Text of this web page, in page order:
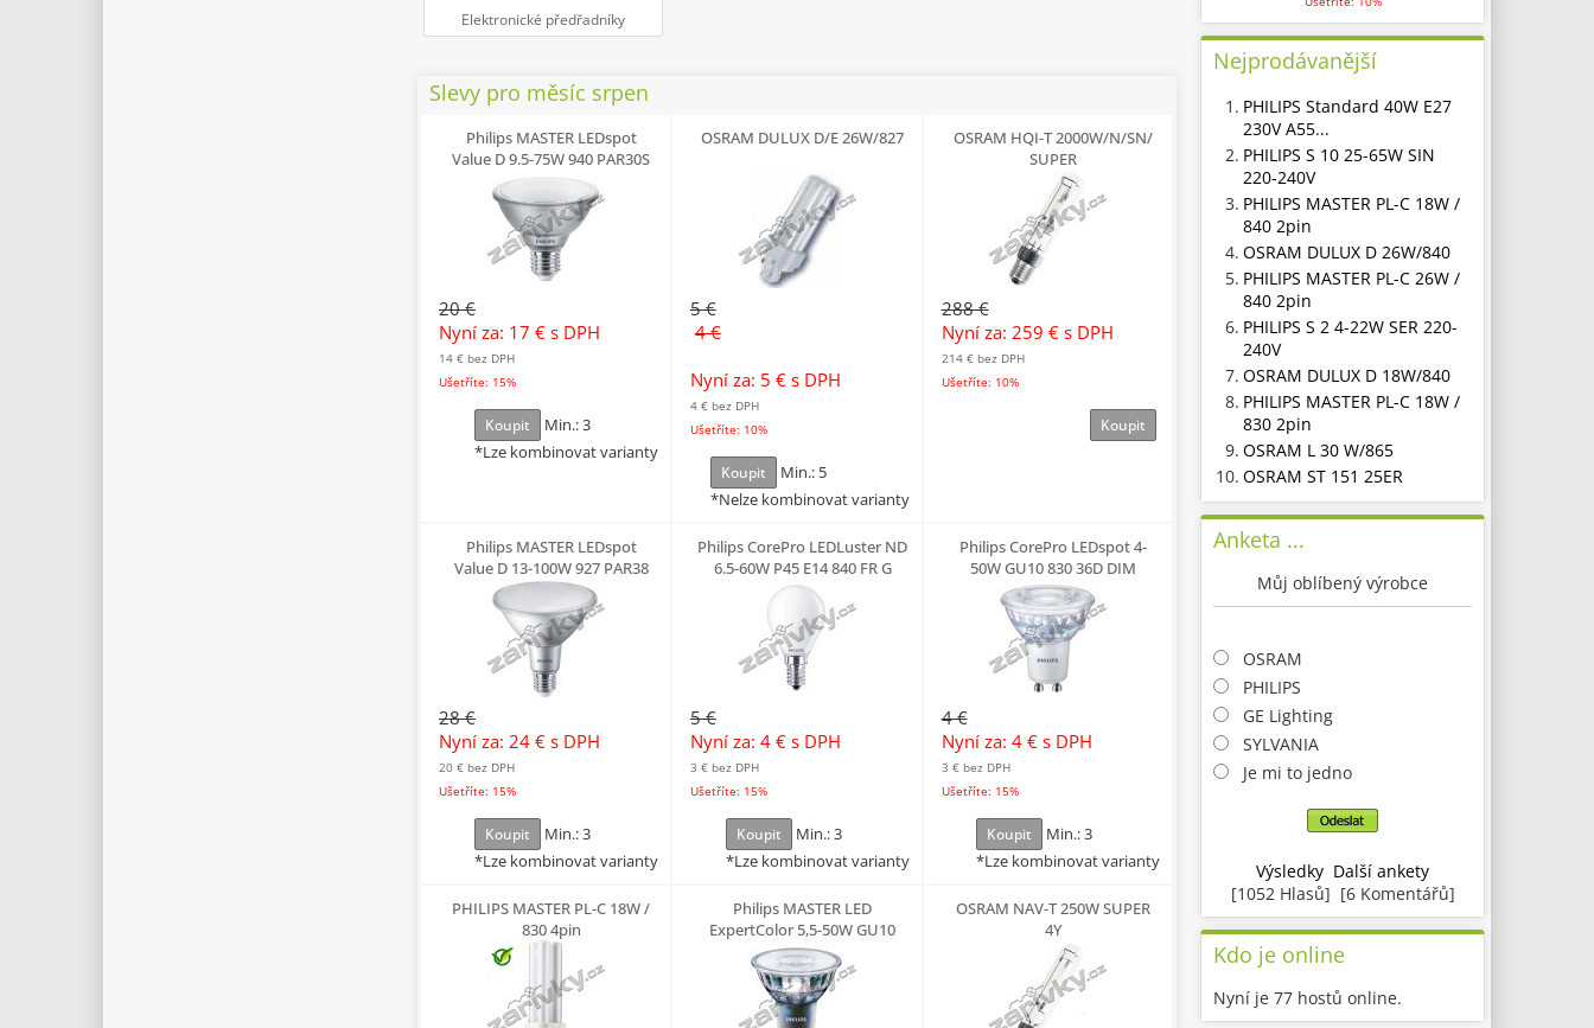
Elektronické předřadníky
Slevy pro měsíc srpen
Philips MASTER LEDspot
Value D 9.5-75W 940 PAR30S
20 €
Nyní za: 17 € s DPH
14 € bez DPH
Ušetříte: 15%
Koupit
Min.: 3
*Lze kombinovat varianty
OSRAM DULUX D/E 26W/827
5 €
4 €
Nyní za: 5 € s DPH
4 € bez DPH
Ušetříte: 10%
Koupit
Min.: 5
*Nelze kombinovat varianty
OSRAM HQI-T 2000W/N/SN/
SUPER
288 €
Nyní za: 259 € s DPH
214 € bez DPH
Ušetříte: 10%
Koupit
Philips MASTER LEDspot
Value D 13-100W 927 PAR38
25D
28 €
Nyní za: 24 € s DPH
20 € bez DPH
Ušetříte: 15%
Koupit
Min.: 3
*Lze kombinovat varianty
Philips CorePro LEDLuster ND
6.5-60W P45 E14 840 FR G
5 €
Nyní za: 4 € s DPH
3 € bez DPH
Ušetříte: 15%
Koupit
Min.: 3
*Lze kombinovat varianty
Philips CorePro LEDspot 4-
50W GU10 830 36D DIM
4 €
Nyní za: 4 € s DPH
3 € bez DPH
Ušetříte: 15%
Koupit
Min.: 3
*Lze kombinovat varianty
PHILIPS MASTER PL-C 18W /
830 4pin
Philips MASTER LED
ExpertColor 5,5-50W GU10
930 36D
OSRAM NAV-T 250W SUPER
4Y
Nejprodávanější
1. PHILIPS Standard 40W E27
230V A55...
2. PHILIPS S 10 25-65W SIN
220-240V
3. PHILIPS MASTER PL-C 18W /
840 2pin
4. OSRAM DULUX D 26W/840
5. PHILIPS MASTER PL-C 26W /
840 2pin
6. PHILIPS S 2 4-22W SER 220-
240V
7. OSRAM DULUX D 18W/840
8. PHILIPS MASTER PL-C 18W /
830 2pin
9. OSRAM L 30 W/865
10. OSRAM ST 151 25ER
Anketa ...
Můj oblíbený výrobce
OSRAM
PHILIPS
GE Lighting
SYLVANIA
Je mi to jedno
Výsledky Další ankety
[1052 Hlasů] [6 Komentářů]
Kdo je online
Nyní je 77 hostů online.